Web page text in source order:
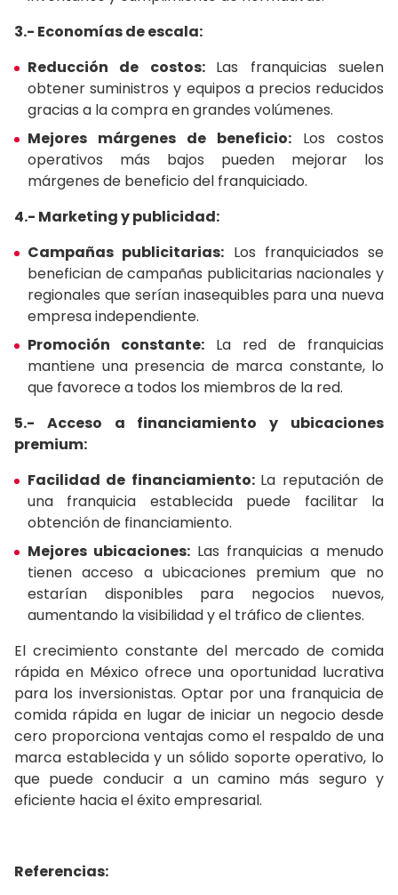
3.- Economías de escala:
Reducción de costos: Las franquicias suelen
obtener suministros y equipos a precios reducidos
gracias a la compra en grandes volúmenes.
Mejores márgenes de beneficio: Los costos
operativos más bajos pueden mejorar los
márgenes de beneficio del franquiciado.
4.- Marketing y publicidad:
Campañas publicitarias: Los franquiciados se
benefician de campañas publicitarias nacionales y
regionales que serían inasequibles para una nueva
empresa independiente.
Promoción constante: La red de franquicias
mantiene una presencia de marca constante, lo
que favorece a todos los miembros de la red.
5.- Acceso a financiamiento y ubicaciones
premium:
Facilidad de financiamiento: La reputación de
una franquicia establecida puede facilitar la
obtención de financiamiento.
Mejores ubicaciones: Las franquicias a menudo
tienen acceso a ubicaciones premium que no
estarían disponibles para negocios nuevos,
aumentando la visibilidad y el tráfico de clientes.
El crecimiento constante del mercado de comida
rápida en México ofrece una oportunidad lucrativa
para los inversionistas. Optar por una franquicia de
comida rápida en lugar de iniciar un negocio desde
cero proporciona ventajas como el respaldo de una
marca establecida y un sólido soporte operativo, lo
que puede conducir a un camino más seguro y
eficiente hacia el éxito empresarial.
Referencias: